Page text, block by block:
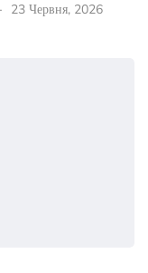
23 Червня, 2026